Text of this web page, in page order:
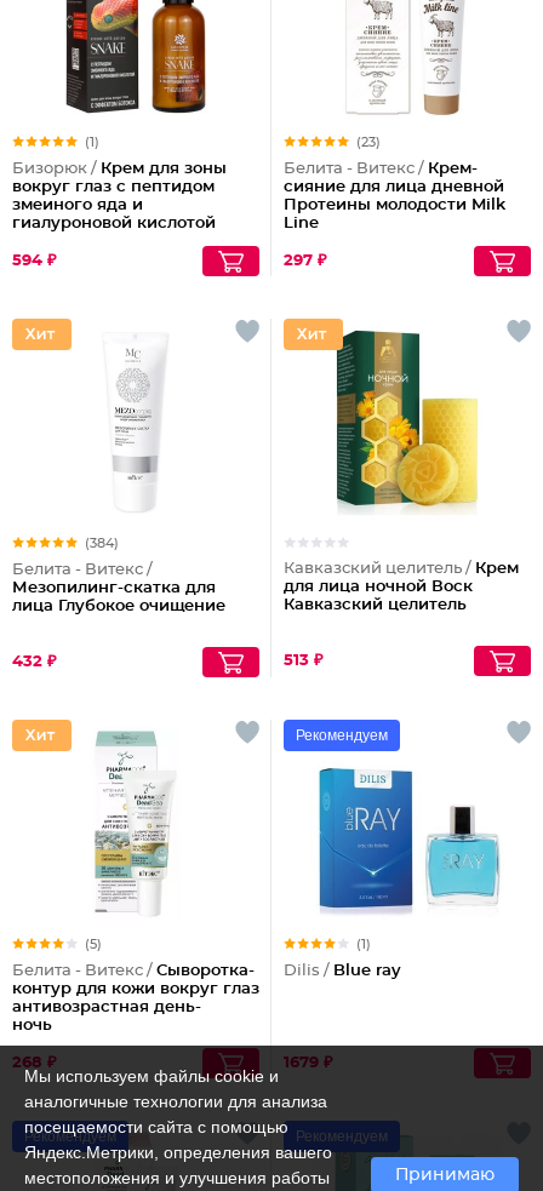
(1)
Бизорюк / Крем для зоны
вокруг глаз с пептидом
змеиного яда и
гиалуроновой кислотой
594 ₽
(23)
Белита - Витекс / Крем-
сияние для лица дневной
Протеины молодости Milk
Line
297 ₽
(384)
Белита - Витекс /
Мезопилинг-скатка для
лица Глубокое очищение
432 ₽
Кавказский целитель / Крем
для лица ночной Воск
Кавказский целитель
513 ₽
(5)
Белита - Витекс / Сыворотка-
контур для кожи вокруг глаз
антивозрастная день-
ночь
268 ₽
Рекомендуем
(1)
Dilis / Blue ray
1679 ₽
Рекомендуем Рекомендуем
Мы используем файлы cookie и
аналогичные технологии для анализа
посещаемости сайта с помощью
Яндекс.Метрики, определения вашего
местоположения и улучшения работы
Принимаю